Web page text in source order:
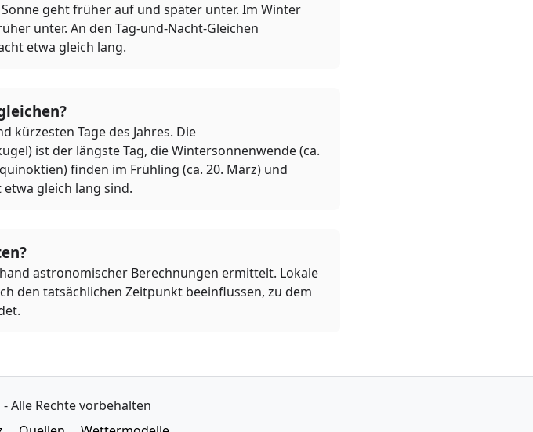
geht früher auf und später unter. Im Winter
unter. An den Tag-und-Nacht-Gleichen
etwa gleich lang.
kürzesten Tage des Jahres. Die
ist der längste Tag, die Wintersonnenwende (ca.
finden im Frühling (ca. 20. März) und
gleich lang sind.
astronomischer Berechnungen ermittelt. Lokale
den tatsächlichen Zeitpunkt beeinflussen, zu dem
Alle Rechte vorbehalten